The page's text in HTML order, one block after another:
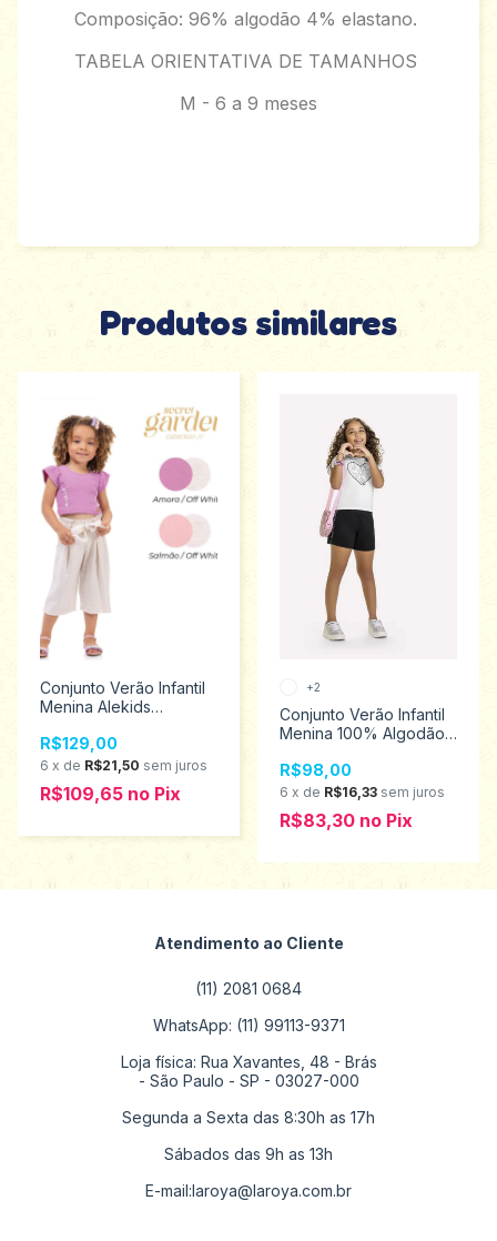
Composição: 96% algodão 4% elastano.
TABELA ORIENTATIVA DE TAMANHOS
M - 6 a 9 meses
Produtos similares
Conjunto Verão Infantil
Menina Alekids
R$129,00
6 x de R$21,50 sem juros
R$109,65 no Pix
Conjunto Verão Infantil
Menina 100% Algodão
1000570
R$98,00
6 x de R$16,33 sem juros
R$83,30 no Pix
+2
Atendimento ao Cliente
(11) 2081 0684
WhatsApp: (11) 99113-9371
Loja física: Rua Xavantes, 48 - Brás
- São Paulo - SP - 03027-000
Segunda a Sexta das 8:30h as 17h
Sábados das 9h as 13h
E-mail:laroya@laroya.com.br